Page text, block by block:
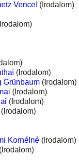
Vencel (Irodalom)
(Irodalom)
Grünbaum(Irodalom)
(Irodalom)
(Irodalom)
(Irodalom)
Kornélné(Irodalom)
(Irodalom)